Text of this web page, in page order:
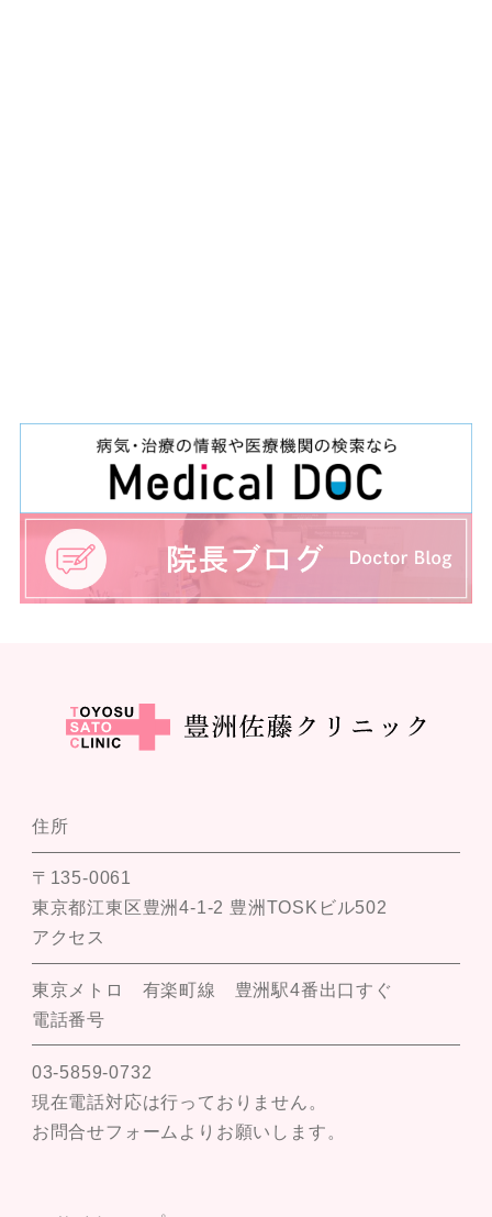
住所
〒135-0061
東京都江東区豊洲4-1-2 豊洲TOSKビル502
アクセス
東京メトロ 有楽町線 豊洲駅4番出口すぐ
電話番号
03-5859-0732
現在電話対応は行っておりません。
お問合せフォームよりお願いします。